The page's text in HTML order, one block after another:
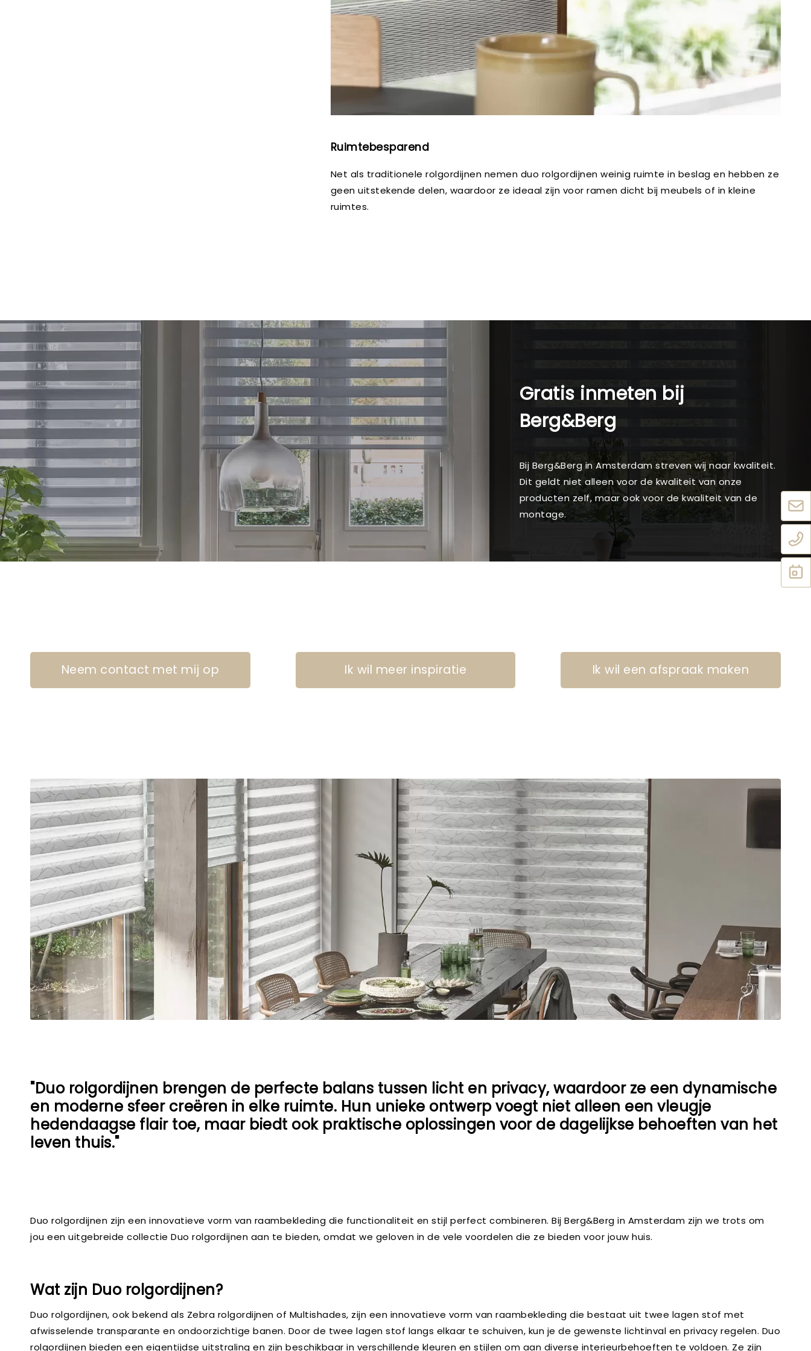
Ruimtebesparend
Net als traditionele rolgordijnen nemen duo rolgordijnen weinig ruimte in beslag en hebben ze
geen uitstekende delen, waardoor ze ideaal zijn voor ramen dicht bij meubels of in kleine
ruimtes.
Gratis inmeten bij
Berg&Berg
Bij Berg&Berg in Amsterdam streven wij naar kwaliteit.
Dit geldt niet alleen voor de kwaliteit van onze
producten zelf, maar ook voor de kwaliteit van de
montage.
Neem contact met mij op Ik wil meer inspiratie Ik wil een afspraak maken
"Duo rolgordijnen brengen de perfecte balans tussen licht en privacy, waardoor ze een dynamische
en moderne sfeer creëren in elke ruimte. Hun unieke ontwerp voegt niet alleen een vleugje
hedendaagse flair toe, maar biedt ook praktische oplossingen voor de dagelijkse behoeften van het
leven thuis."
Duo rolgordijnen zijn een innovatieve vorm van raambekleding die functionaliteit en stijl perfect combineren. Bij Berg&Berg in Amsterdam zijn we trots om
jou een uitgebreide collectie Duo rolgordijnen aan te bieden, omdat we geloven in de vele voordelen die ze bieden voor jouw huis.
Wat zijn Duo rolgordijnen?
Duo rolgordijnen, ook bekend als Zebra rolgordijnen of Multishades, zijn een innovatieve vorm van raambekleding die bestaat uit twee lagen stof met
afwisselende transparante en ondoorzichtige banen. Door de twee lagen stof langs elkaar te schuiven, kun je de gewenste lichtinval en privacy regelen. Duo
rolgordijnen bieden een eigentijdse uitstraling en zijn beschikbaar in verschillende kleuren en stijlen om aan diverse interieurbehoeften te voldoen. Ze zijn